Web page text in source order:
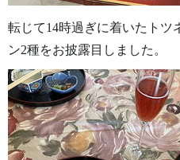
転じて14時過ぎに着いたトツ
ン2種をお披露目しました。